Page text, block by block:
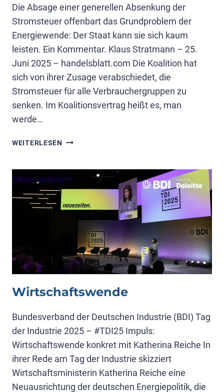
Die Absage einer generellen Absenkung der
Stromsteuer offenbart das Grundproblem der
Energiewende: Der Staat kann sie sich kaum
leisten. Ein Kommentar. Klaus Stratmann – 25.
Juni 2025 – handelsblatt.com Die Koalition hat
sich von ihrer Zusage verabschiedet, die
Stromsteuer für alle Verbrauchergruppen zu
senken. Im Koalitionsvertrag heißt es, man
werde…
WEITERLESEN STROMSTEUER
Wirtschaftswende
Bundesverband der Deutschen Industrie (BDI) Tag
der Industrie 2025 – #TDI25 Impuls:
Wirtschaftswende konkret mit Katherina Reiche In
ihrer Rede am Tag der Industrie skizziert
Wirtschaftsministerin Katherina Reiche eine
Neuausrichtung der deutschen Energiepolitik, die